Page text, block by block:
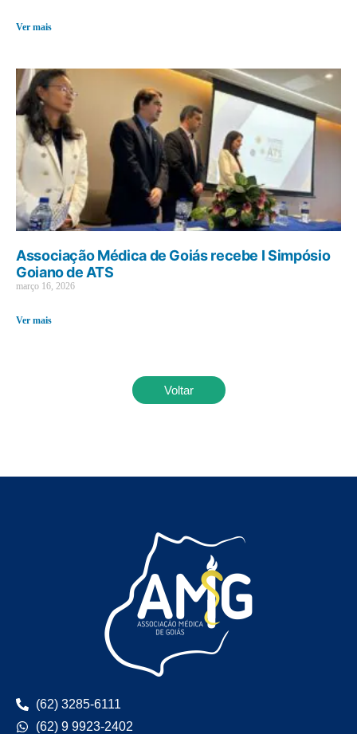
Ver mais
Associação Médica de Goiás recebe I Simpósio
Goiano de ATS
março 16, 2026
Ver mais
Voltar
(62) 3285-6111
(62) 9 9923-2402